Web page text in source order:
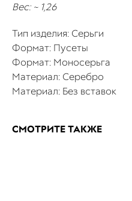
Вес: ~ 1,26
Тип изделия: Серьги
Формат: Пусеты
Формат: Моносерьга
Материал: Серебро
Материал: Без вставок
СМОТРИТЕ ТАКЖЕ